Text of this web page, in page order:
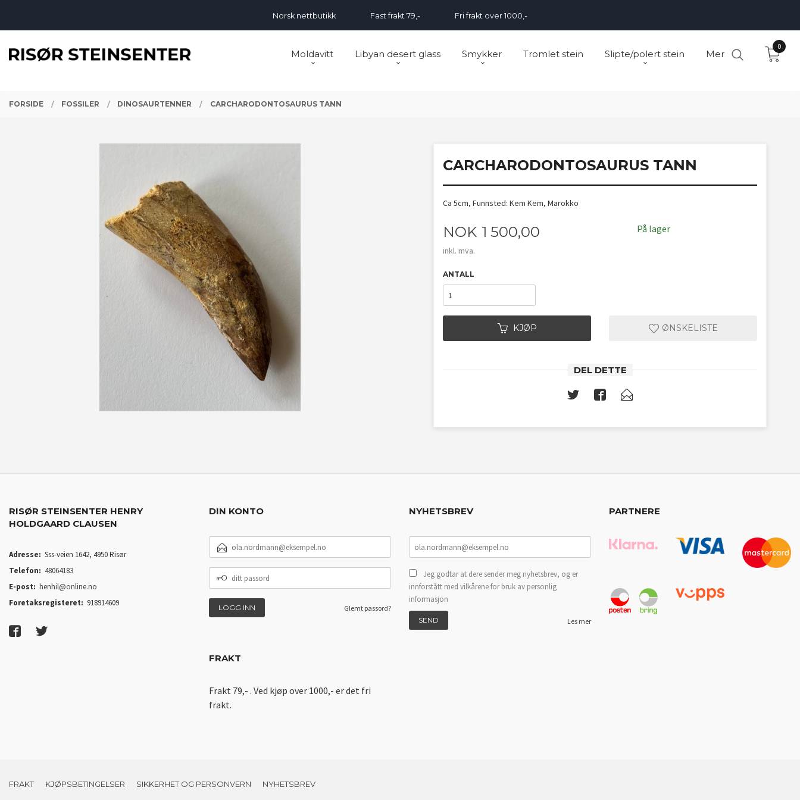
Norsk nettbutikk Fast frakt 79,- Fri frakt over 1000,-
Moldavitt Libyan desert glass Smykker Tromlet stein Slipte/polert stein Mer
0
FORSIDE FOSSILER DINOSAURTENNER CARCHARODONTOSAURUS TANN
CARCHARODONTOSAURUS TANN
Ca 5cm, Funnsted: Kem Kem, Marokko
Pris
NOK 1 500,00
inkl. mva.
På lager
ANTALL
KJØP ØNSKELISTE
DEL DETTE
RISØR STEINSENTER HENRY
HOLDGAARD CLAUSEN
Adresse: Sss-veien 1642, 4950 Risør
Telefon: 48064183
E-post: henhil@online.no
Foretaksregisteret: 918914609
DIN KONTO
POSTADRESSE
PASSORD
Glemt passord?
FRAKT
Frakt 79,- . Ved kjøp over 1000,- er det fri
frakt.
NYHETSBREV
Jeg godtar at dere sender meg nyhetsbrev, og er
innforstått med vilkårene for bruk av personlig
informasjon
Les mer
PARTNERE
FRAKT KJØPSBETINGELSER SIKKERHET OG PERSONVERN NYHETSBREV